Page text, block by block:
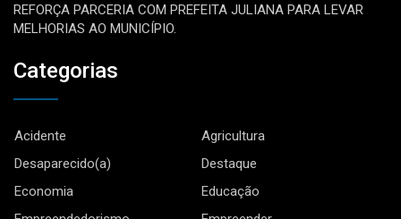
REFORÇA PARCERIA COM PREFEITA JULIANA PARA LEVAR
MELHORIAS AO MUNICÍPIO.
Categorias
Acidente
Agricultura
Desaparecido(a)
Destaque
Economia
Educação